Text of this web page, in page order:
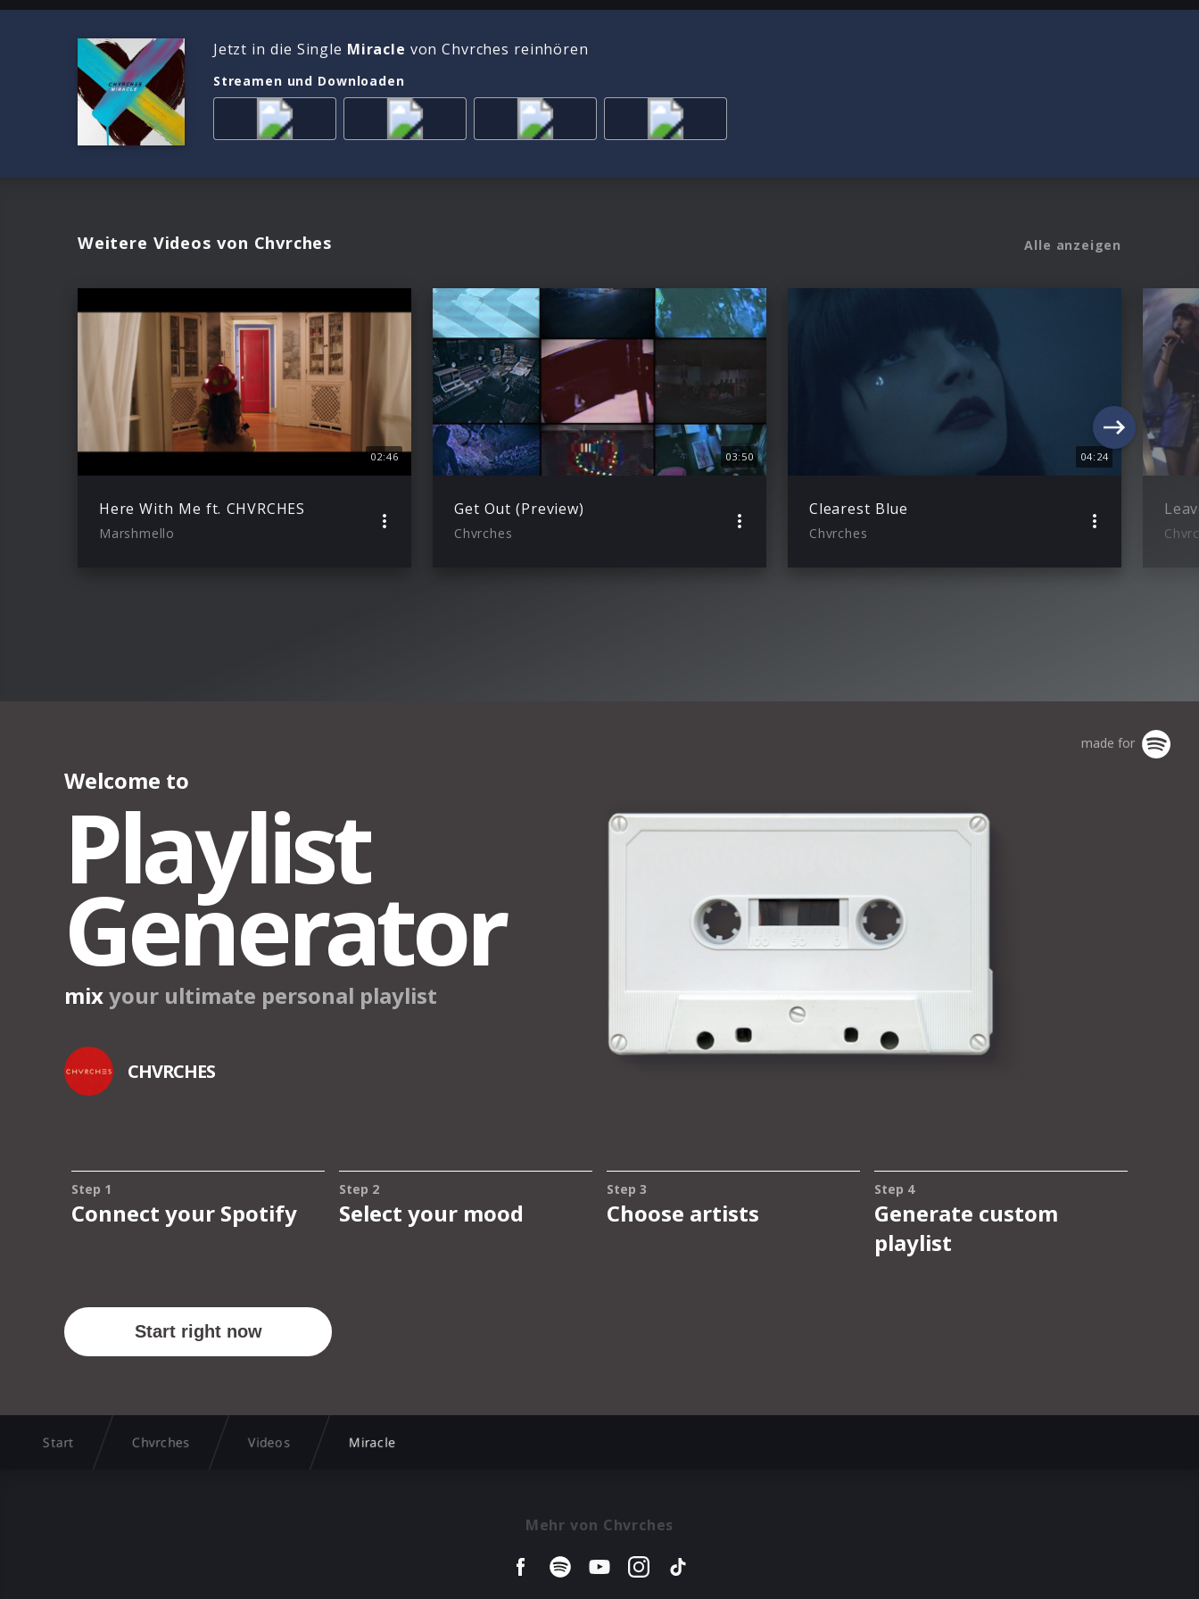
Jetzt in die Single Miracle von Chvrches reinhören
Streamen und Downloaden
Weitere Videos von Chvrches Alle anzeigen
02:46
Here With Me ft. CHVRCHES
Marshmello
03:50
Get Out (Preview)
Chvrches
04:24
Clearest Blue
Chvrches
Start Chvrches Videos Miracle
Mehr von Chvrches